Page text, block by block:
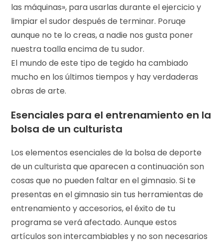
las máquinas», para usarlas durante el ejercicio y
limpiar el sudor después de terminar. Poruqe
aunque no te lo creas, a nadie nos gusta poner
nuestra toalla encima de tu sudor.
El mundo de este tipo de tegido ha cambiado
mucho en los últimos tiempos y hay verdaderas
obras de arte.
Esenciales para el entrenamiento en la
bolsa de un culturista
Los elementos esenciales de la bolsa de deporte
de un culturista que aparecen a continuación son
cosas que no pueden faltar en el gimnasio. Si te
presentas en el gimnasio sin tus herramientas de
entrenamiento y accesorios, el éxito de tu
programa se verá afectado. Aunque estos
artículos son intercambiables y no son necesarios